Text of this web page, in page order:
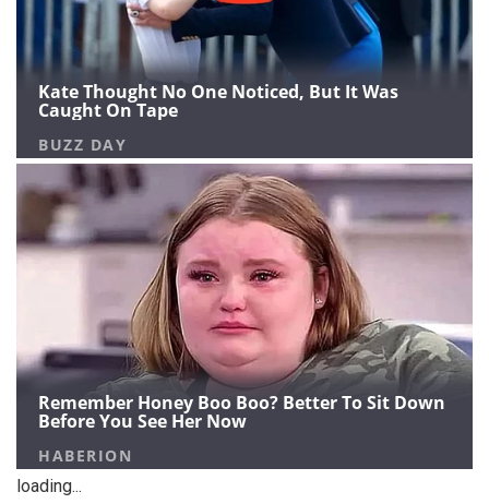
loading...